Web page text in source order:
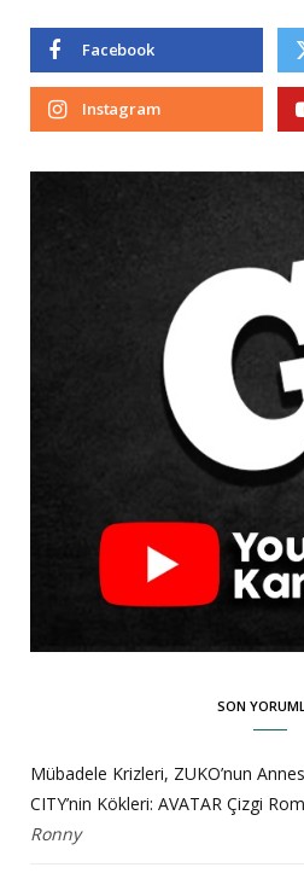
Facebook
Instagram
SON
Mübadele Krizleri, ZUKO’nun
CITY’nin Kökleri: AVATAR Çizgi
Ronny